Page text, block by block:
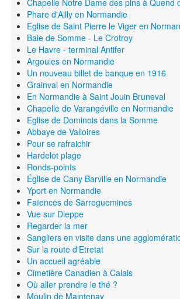
Phare d'Ailly en Normandie
Eglise de Saint Pierre le Viger en
Baie de Somme - Le Crotroy
Le Havre - terminal Antifer
Argoules en Normandie
Un nouveau billet de banque en 1916
Grainval en Normandie
En Normandie à Saint Jouin Bruneval
Chapelle de Varangéville en Normandie
Eglise de Dominois dans la Somme
Abbaye de Valloires
Pour se rafraichir
Hardelot plage
Ronds-points
Église de Cany Barville en Normandie
Yport en Normandie
Faïences de Sarreguemines
Vue sur Dieppe
Regarder la mer
Sangliers en visite dans une
Sur la route d'Etretat
Un accueil agréable
Cimetière Canadien à Calais
Où aller prendre le thé ?
Moulin de Maintenay